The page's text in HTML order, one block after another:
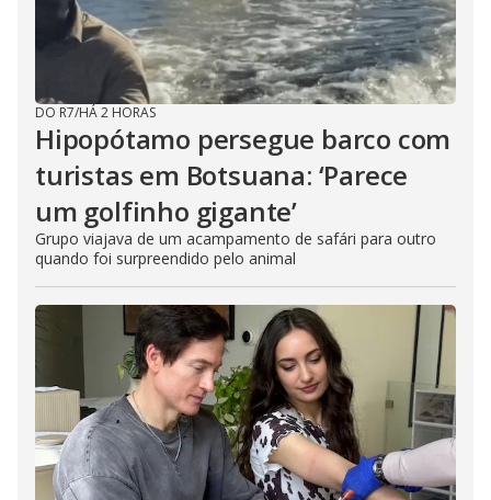
DO R7/HÁ 2 HORAS
Hipopótamo persegue barco com
turistas em Botsuana: ‘Parece
um golfinho gigante’
Grupo viajava de um acampamento de safári para outro
quando foi surpreendido pelo animal